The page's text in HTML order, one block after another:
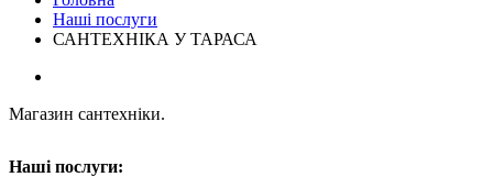
Наші послуги
САНТЕХНІКА У ТАРАСА
Магазин сантехніки.
Наші послуги: